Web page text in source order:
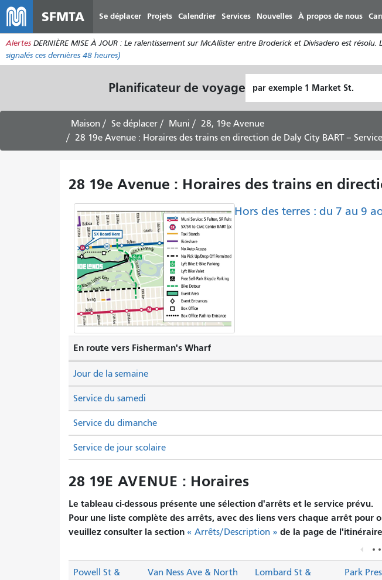
SFMTA Se déplacer Projets Calendrier Services Nouvelles À propos de nous
Alertes DERNIÈRE MISE À JOUR : Le ralentissement sur McAllister entre Broderick et Divisadero est
signalés ces dernières 48 heures)
Planificateur de voyage de
départ
Maison Se déplacer Muni
28, 19e Avenue
28 19e Avenue : Horaires des trains en direction de Daly City BART –
28 19e Avenue : Horaires des trains en
Hors des terres : du 7 au 9
En route vers Fisherman's Wharf
Service du samedi
Service du dimanche
Jour de la semaine
Service de jour scolaire
28 19E AVENUE : Horaires
Le tableau ci-dessous présente une sélection d'arrêts et le service prévu.
Pour une liste complète des arrêts, avec des liens vers chaque arrêt
veuillez consulter la section « Arrêts/Description » de la page de
Powell St &
Van Ness Ave & North
Lombard St &
Park